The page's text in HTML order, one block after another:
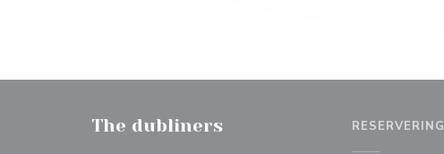
The dubliners RESERVERING